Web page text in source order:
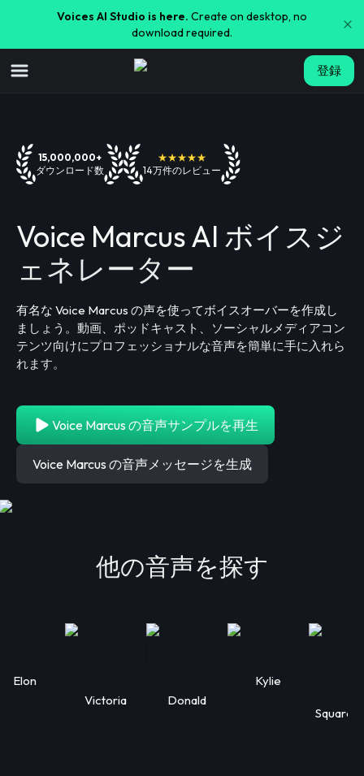
Voices AI Studio is here. Create on desktop, no
download required.
登録
15,000,000+
ダウンロード数
★★★★★
14万件のレビュー
Voice Marcus AI ボイスジ
ェネレーター
有名な Voice Marcus の声を使ってボイスオーバーを作成し
ましょう。動画、ポッドキャスト、ソーシャルメディアコン
テンツ向けにプロフェッショナルな音声を簡単に手に入れら
れます。
Voice Marcus の音声サンプルを再生
Voice Marcus の音声メッセージを生成
他の音声を探す
Elon
Victoria
Donald
Kylie